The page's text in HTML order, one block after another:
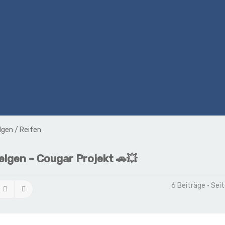
/ Reifen
– Cougar Projekt 🚗💥
Suche 6 Beiträge •